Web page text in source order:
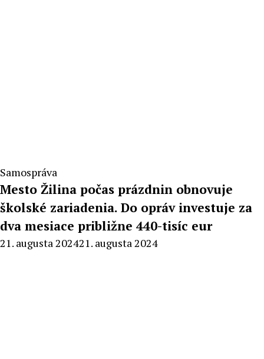
Samospráva
Mesto Žilina počas prázdnin obnovuje
školské zariadenia. Do opráv investuje za
dva mesiace približne 440-tisíc eur
By
21. augusta 202421. augusta 2024